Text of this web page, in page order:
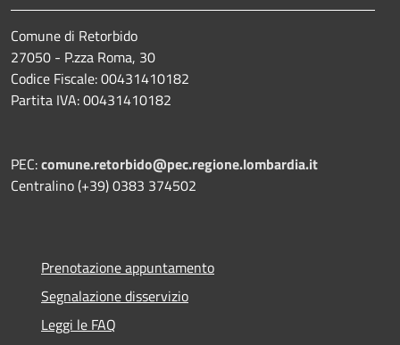
Comune di Retorbido
27050 - P.zza Roma, 30
Codice Fiscale: 00431410182
Partita IVA: 00431410182
PEC:comune.retorbido@pec.regione.lombardia.it
Centralino (+39) 0383 374502
Prenotazione appuntamento
Segnalazione disservizio
Leggi le FAQ